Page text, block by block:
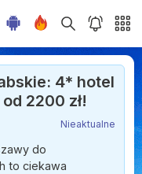
4* hotel
2200 zł!
Nieaktualne
do
to ciekawa